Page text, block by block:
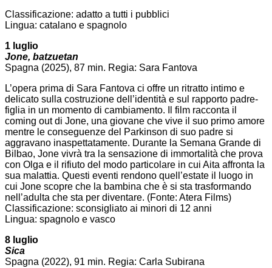
Classificazione: adatto a tutti i pubblici
Lingua: catalano e spagnolo
1 luglio
Jone, batzuetan
Spagna (2025), 87 min. Regia: Sara Fantova
L’opera prima di Sara Fantova ci offre un ritratto intimo e
delicato sulla costruzione dell’identità e sul rapporto padre-
figlia in un momento di cambiamento. Il film racconta il
coming out di Jone, una giovane che vive il suo primo amore
mentre le conseguenze del Parkinson di suo padre si
aggravano inaspettatamente. Durante la Semana Grande di
Bilbao, Jone vivrà tra la sensazione di immortalità che prova
con Olga e il rifiuto del modo particolare in cui Aita affronta la
sua malattia. Questi eventi rendono quell’estate il luogo in
cui Jone scopre che la bambina che è si sta trasformando
nell’adulta che sta per diventare. (Fonte: Atera Films)
Classificazione: sconsigliato ai minori di 12 anni
Lingua: spagnolo e vasco
8 luglio
Sica
Spagna (2022), 91 min. Regia: Carla Subirana